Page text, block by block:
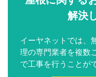
解決
イーヤネットでは、
理の専門業者を複数
で工事を行うことが